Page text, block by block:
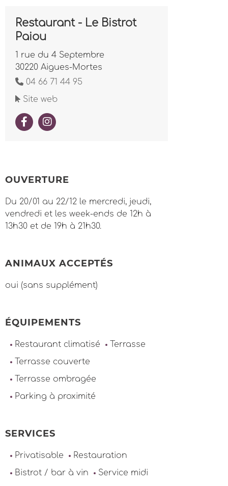
Restaurant - Le Bistrot
Paiou
1 rue du 4 Septembre
30220 Aigues-Mortes
04 66 71 44 95
Site web
OUVERTURE
Du 20/01 au 22/12 le mercredi, jeudi,
vendredi et les week-ends de 12h à
13h30 et de 19h à 21h30.
ANIMAUX ACCEPTÉS
oui (sans supplément)
ÉQUIPEMENTS
Restaurant climatisé
Terrasse
Terrasse couverte
Terrasse ombragée
Parking à proximité
SERVICES
Privatisable
Restauration
Bistrot / bar à vin
Service midi